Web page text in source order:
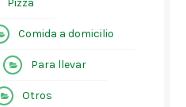
Pizza
Comida a domicilio
Para llevar
Otros